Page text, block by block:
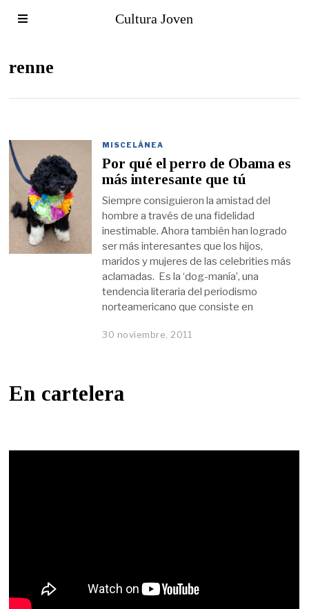
Cultura Joven
renne
MISCELÁNEA
Por qué el perro de Obama es
más interesante que tú
Siempre consiguieron la amistad del
hombre a través de una fidelidad
inestimable. Ahora también han logrado
ser más interesantes que los hijos,
maridos y mujeres de las celebrities más
aclamadas. Es la ‘dog-manía’, una
tendencia literaria del periodismo
norteamericano que consiste en
30 noviembre, 2011
En cartelera